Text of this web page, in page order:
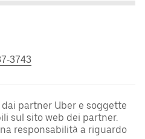
3743
partner Uber e soggette
sul sito web dei partner.
responsabilità a riguardo